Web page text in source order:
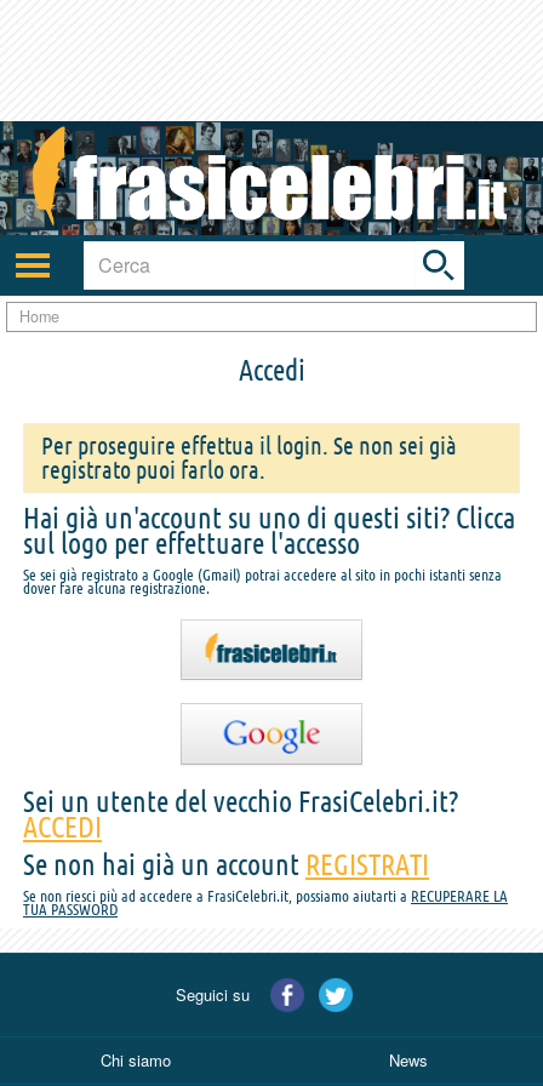
Attiva/disattiva
navigazione
Toggle
search
bar
Home
Accedi
Per proseguire effettua il login. Se non sei già
registrato puoi farlo ora.
Hai già un'account su uno di questi siti? Clicca
sul logo per effettuare l'accesso
Se sei già registrato a Google (Gmail) potrai accedere al sito in pochi istanti senza
dover fare alcuna registrazione.
Sei un utente del vecchio FrasiCelebri.it?
ACCEDI
Se non hai già un account REGISTRATI
Se non riesci più ad accedere a FrasiCelebri.it, possiamo aiutarti a RECUPERARE LA
TUA PASSWORD
Seguici su
Chi siamo News